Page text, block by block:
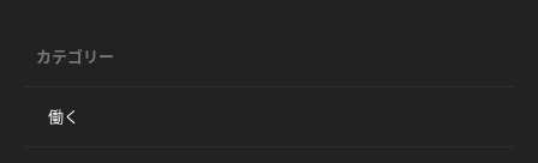
カテゴリー
働く